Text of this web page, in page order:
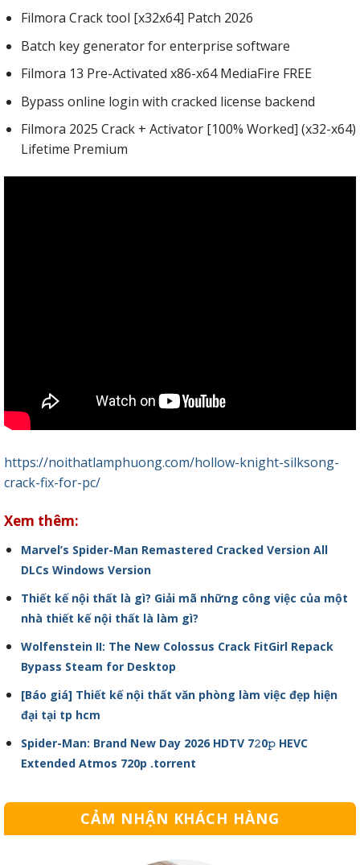
Filmora Crack tool [x32x64] Patch 2026
Batch key generator for enterprise software
Filmora 13 Pre-Activated x86-x64 MediaFire FREE
Bypass online login with cracked license backend
Filmora 2025 Crack + Activator [100% Worked] (x32-x64)
Lifetime Premium
https://noithatlamphuong.com/hollow-knight-silksong-
crack-fix-for-pc/
Xem thêm:
Marvel’s Spider-Man Remastered Cracked Version All
DLCs Windows Version
Thiết kế nội thất là gì? Giải mã những công việc của một
nhà thiết kế nội thất là làm gì?
Wolfenstein II: The New Colossus Crack FitGirl Repack
Bypass Steam for Desktop
[Báo giá] Thiết kế nội thất văn phòng làm việc đẹp hiện
đại tại tp hcm
Spider-Man: Brand New Day 2026 HDTV 7𝟸0𝚙 HEVC
Extended Atmos 720p .torrent
CẢM NHẬN KHÁCH HÀNG